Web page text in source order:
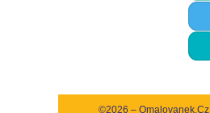
©2026 – Omalovanek.Cz